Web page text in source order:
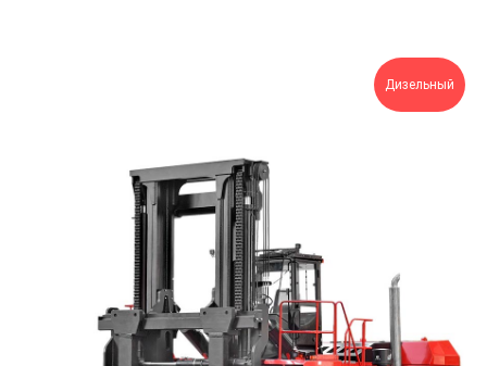
Дизельный